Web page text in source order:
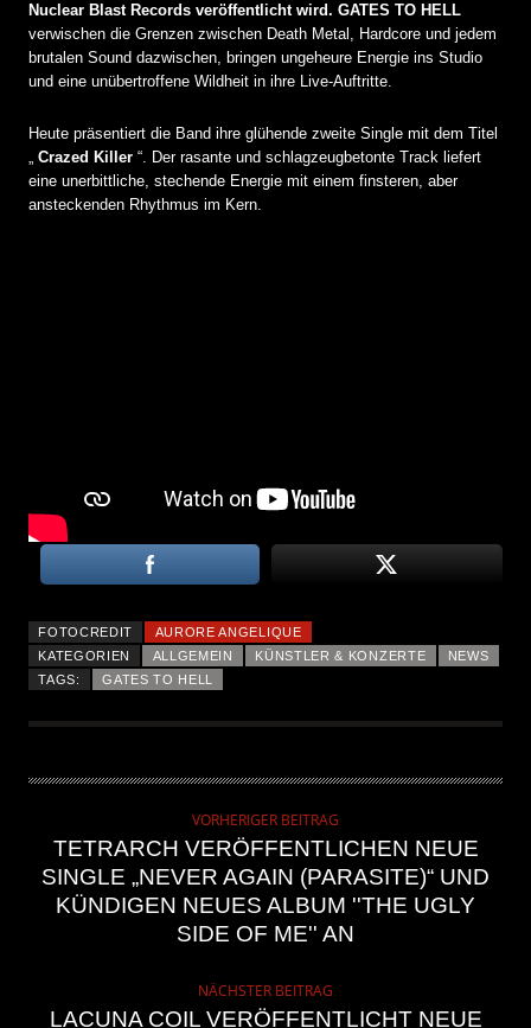
Nuclear Blast Records veröffentlicht wird. GATES TO HELL
verwischen die Grenzen zwischen Death Metal, Hardcore und jedem
brutalen Sound dazwischen, bringen ungeheure Energie ins Studio
und eine unübertroffene Wildheit in ihre Live-Auftritte.
Heute präsentiert die Band ihre glühende zweite Single mit dem Titel
„ Crazed Killer “. Der rasante und schlagzeugbetonte Track liefert
eine unerbittliche, stechende Energie mit einem finsteren, aber
ansteckenden Rhythmus im Kern.
FOTOCREDIT
AURORE ANGELIQUE
KATEGORIEN
ALLGEMEIN KÜNSTLER & KONZERTE
NEWS
TAGS:
GATES TO HELL
VORHERIGER BEITRAG
TETRARCH VERÖFFENTLICHEN NEUE
SINGLE „NEVER AGAIN (PARASITE)“ UND
KÜNDIGEN NEUES ALBUM ''THE UGLY
SIDE OF ME'' AN
NÄCHSTER BEITRAG
LACUNA COIL VERÖFFENTLICHT NEUE